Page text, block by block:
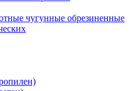
чугунные обрезиненные